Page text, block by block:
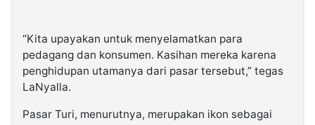
“Kita upayakan untuk menyelamatkan para
pedagang dan konsumen. Kasihan mereka karena
penghidupan utamanya dari pasar tersebut,” tegas
LaNyalla.
Pasar Turi, menurutnya, merupakan ikon sebagai